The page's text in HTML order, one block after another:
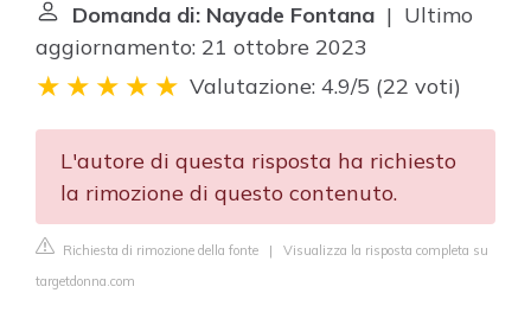
Domanda di: Nayade Fontana | Ultimo
aggiornamento: 21 ottobre 2023
Valutazione: 4.9/5 (22 voti)
L'autore di questa risposta ha richiesto
la rimozione di questo contenuto.
Richiesta di rimozione della fonte | Visualizza la risposta completa su
targetdonna.com